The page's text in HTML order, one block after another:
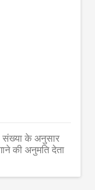
संख्या के अनुसार
की अनुमति देता